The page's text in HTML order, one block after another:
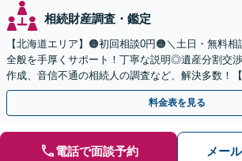
相続財産調査・鑑定
【北海道エリア】🟠初回相談0円🟠＼土日・無料
全般を手厚くサポート！丁寧な説明◎遺産分割交
作成、音信不通の相続人の調査など、解決多数！
実績あり】【分かりやすい料金体系】
料金表を見る
電話で面談予約 メー